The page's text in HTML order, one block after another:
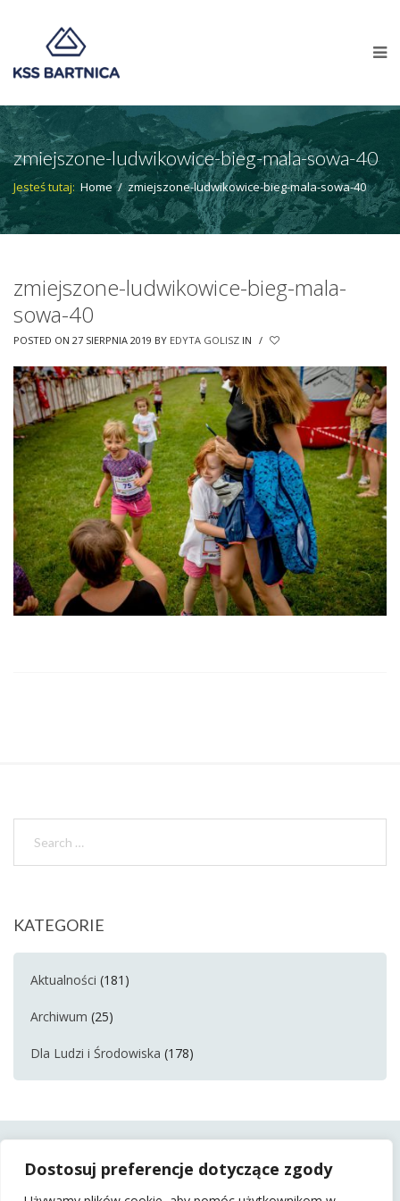
Dostosuj preferencje dotyczące zgody
zmiejszone-ludwikowice-bieg-mala-sowa-40
Jesteś tutaj: Home / zmiejszone-ludwikowice-bieg-mala-sowa-40
zmiejszone-ludwikowice-bieg-mala-
sowa-40
POSTED ON 27 SIERPNIA 2019 BY EDYTA GOLISZ IN /
KATEGORIE
Aktualności (181)
Archiwum (25)
Dla Ludzi i Środowiska (178)